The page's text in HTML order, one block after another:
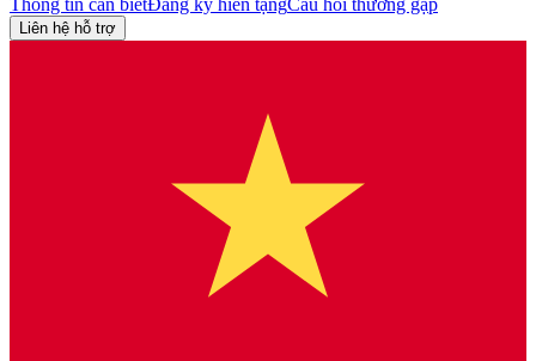
Thông tin cần biếtĐăng ký hiến tạngCâu hỏi thường gặp
Liên hệ hỗ trợ